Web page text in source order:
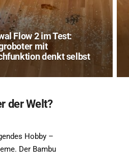
Flow 2 im Test:
mit
denkt selbst
der Welt?
Hobby –
Der Bambu